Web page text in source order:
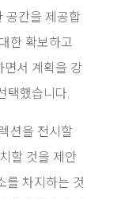
공간을 제공합
한 확보하고
면서 계획을 강
택했습니다.
션을 전시할
할 것을 제안
를 차지하는 것